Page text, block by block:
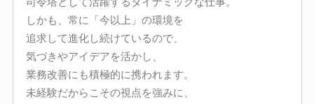
しかも、常に「今以上」の環境を
追求して進化し続けているので、
気づきやアイデアを活かし、
業務改善にも積極的に携われます。
未経験だからこその視点を強みに、